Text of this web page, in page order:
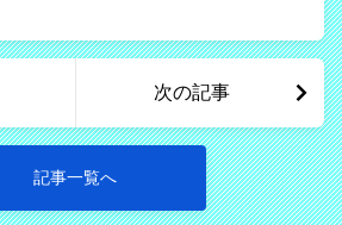
ビは音を大きくすれば聞こえやすくなり
次の記事
記事一覧へ